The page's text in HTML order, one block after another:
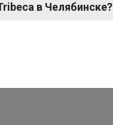
в Челябинске?